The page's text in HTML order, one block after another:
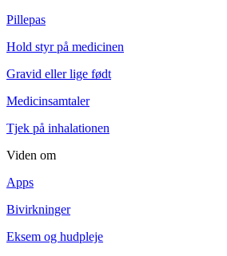
Pillepas
Hold styr på medicinen
Gravid eller lige født
Medicinsamtaler
Tjek på inhalationen
Viden om
Apps
Bivirkninger
Eksem og hudpleje